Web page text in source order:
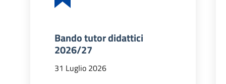
Bando tutor didattici
2026/27
31 Luglio 2026